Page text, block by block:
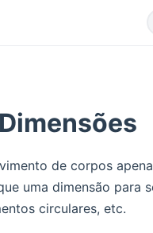
de corpos
uma dimensão para
circulares, etc.